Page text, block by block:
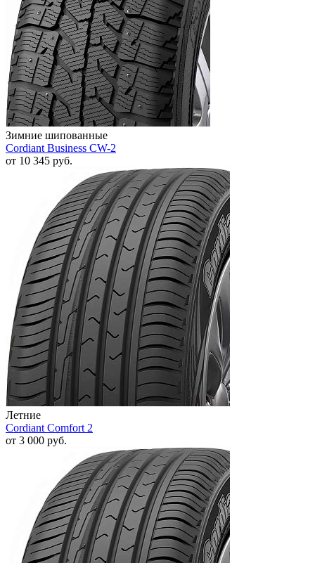
Зимние шипованные
Cordiant Business CW-2
от 10 345 руб.
Летние
Cordiant Comfort 2
от 3 000 руб.